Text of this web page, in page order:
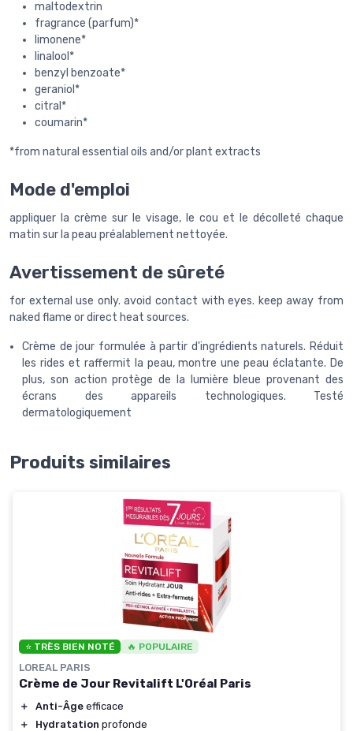
maltodextrin
fragrance (parfum)*
limonene*
linalool*
benzyl benzoate*
geraniol*
citral*
coumarin*
*from natural essential oils and/or plant extracts
Mode d'emploi
appliquer la crème sur le visage, le cou et le décolleté chaque
matin sur la peau préalablement nettoyée.
Avertissement de sûreté
for external use only. avoid contact with eyes. keep away from
naked flame or direct heat sources.
Crème de jour formulée à partir d'ingrédients naturels. Réduit
les rides et raffermit la peau, montre une peau éclatante. De
plus, son action protège de la lumière bleue provenant des
écrans des appareils technologiques. Testé
dermatologiquement
Produits similaires
⭐ TRÈS BIEN NOTÉ 🔥 POPULAIRE
LOREAL PARIS
Crème de Jour Revitalift L'Oréal Paris
＋ Anti-Âge efficace
＋
Hydratation profonde